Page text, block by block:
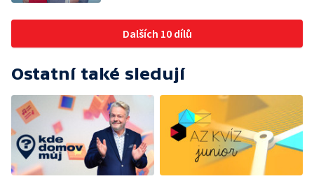
Dalších 10 dílů
Ostatní také sledují